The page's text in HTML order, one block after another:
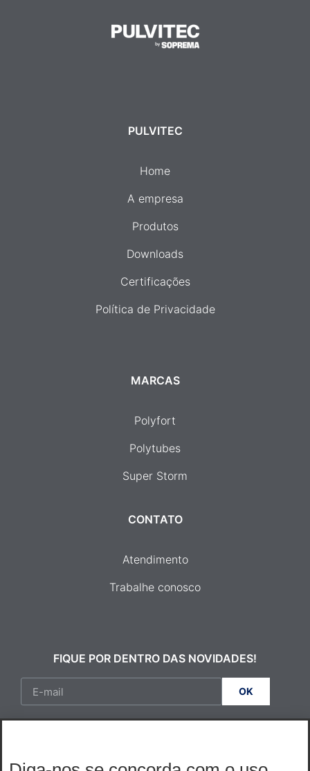
PULVITEC
Home
A empresa
Produtos
Downloads
Certificações
Política de Privacidade
MARCAS
Polyfort
Polytubes
Super Storm
CONTATO
Atendimento
Trabalhe conosco
FIQUE POR DENTRO DAS NOVIDADES!
OK
SEGUE A GENTE ;)